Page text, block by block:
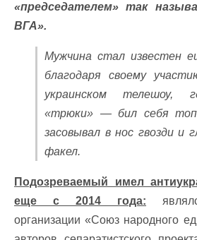
«председателем» так
ВГА».
Мужчина стал известен
благодаря своему
украинском телешоу,
«трюки» — бил себя
засовывал в нос гвозди и
факел.
Подозреваемый имел
еще с 2014 года:
организации «Союз народного